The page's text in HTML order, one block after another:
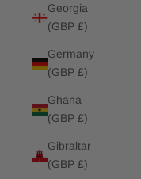
Georgia
(GBP £)
Germany
(GBP £)
Ghana
(GBP £)
Gibraltar
(GBP £)